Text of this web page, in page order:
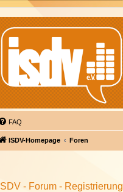
FAQ
ISDV-Homepage Foren
ISDV - Forum - Registrierung